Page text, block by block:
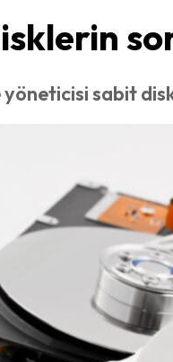
sabit